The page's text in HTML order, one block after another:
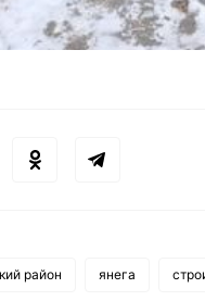
район янега